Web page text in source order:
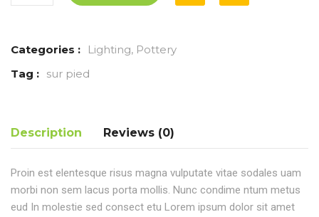
Categories : Lighting, Pottery
Tag : sur pied
Description Reviews (0)
Proin est elentesque risus magna vulputate vitae sodales uam
morbi non sem lacus porta mollis. Nunc condime ntum metus
eud In molestie sed consect etu Lorem ipsum dolor sit amet